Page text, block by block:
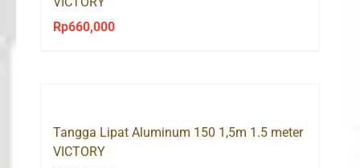
Rp660,000
Tangga Lipat Aluminum 150 1,5m 1.5 meter
VICTORY